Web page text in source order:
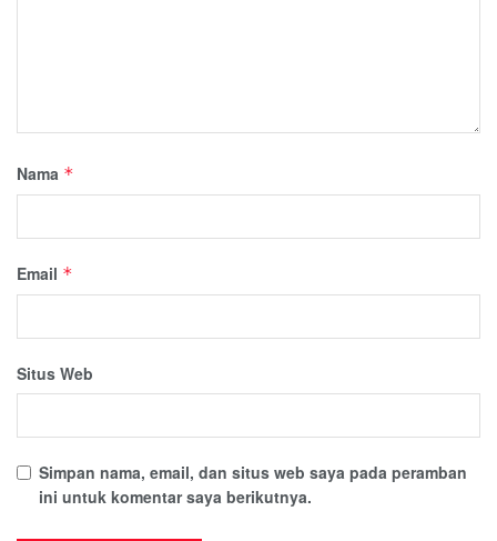
Nama *
Email *
Situs Web
Simpan nama, email, dan situs web saya pada peramban
ini untuk komentar saya berikutnya.